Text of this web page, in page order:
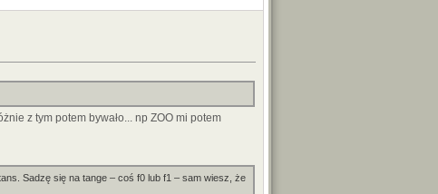
z tym potem bywało... np ZOO mi potem
Sadzę się na tange – coś f0 lub f1 – sam wiesz, że